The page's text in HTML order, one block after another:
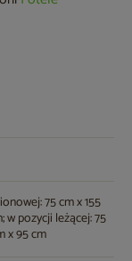
75 cm x 155
w pozycji leżącej: 75
x 95 cm